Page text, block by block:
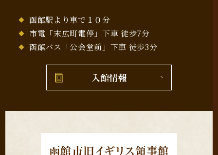
函館駅より車で１０分
市電「末広町電停」下車 徒歩7分
函館バス「公会堂前」下車 徒歩3分
入館情報